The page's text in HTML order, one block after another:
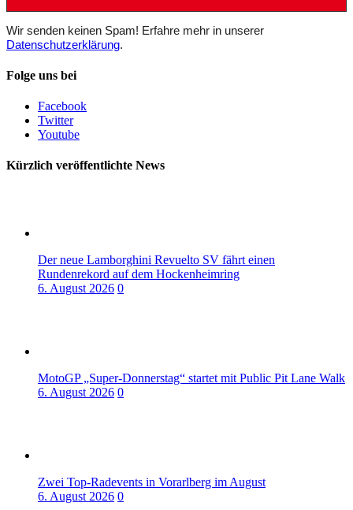
Wir senden keinen Spam! Erfahre mehr in unserer
Datenschutzerklärung.
Folge uns bei
Facebook
Twitter
Youtube
Kürzlich veröffentlichte News
Der neue Lamborghini Revuelto SV fährt einen
Rundenrekord auf dem Hockenheimring
6. August 2026 0
MotoGP „Super-Donnerstag“ startet mit Public Pit Lane Walk
6. August 2026 0
Zwei Top-Radevents in Vorarlberg im August
6. August 2026 0